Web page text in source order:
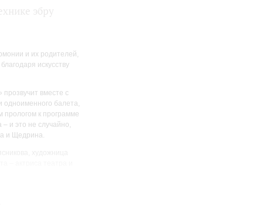
и их родителей,
искусству
вместе с
балета,
к программе
и это не случайно,
и Щедрина.